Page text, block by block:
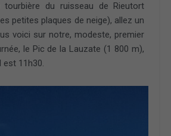
du ruisseau de Rieutort
petites plaques de neige), allez un
voici sur notre, modeste, premier
le Pic de la Lauzate (1 800 m),
est 11h30.